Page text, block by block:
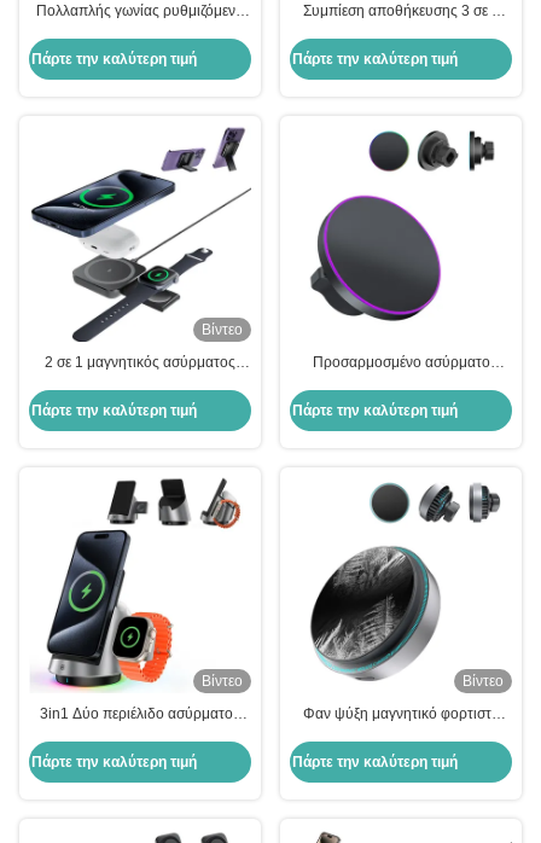
Πολλαπλής γωνίας ρυθμιζόμενο
αυτοκινήτου με φωτισμό
Πάρτε την καλύτερη τιμή
Συμπίεση αποθήκευσης 3 σε 1
σύνδεση ακουστικά
Πάρτε την καλύτερη τιμή
Βίντεο
2 σε 1 μαγνητικός ασύρματος
επιχειρηματικό μαγνητικό
Πάρτε την καλύτερη τιμή
Προσαρμοσμένο ασύρματο
κρυμμένο με λειτουργία κλείσιμο
Πάρτε την καλύτερη τιμή
Βίντεο
3in1 Δύο περιέλιδο ασύρματος
Desktop ασύρματο φορτιστή
Πάρτε την καλύτερη τιμή
Βίντεο
Φαν ψύξη μαγνητικό φορτιστή
γρήγορη φόρτιση ελαφρύ
Πάρτε την καλύτερη τιμή